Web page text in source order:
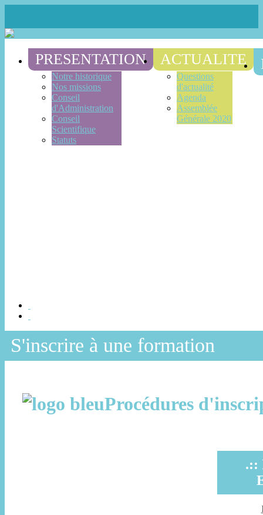
PRESENTATION
Notre historique
Nos missions
Conseil
d'Administration
Conseil
Scientifique
Statuts
ACTUALITE
Questions
d'actualité
Agenda
Assemblée
Générale 2020
S'inscrire à une formation
Procédures
.::